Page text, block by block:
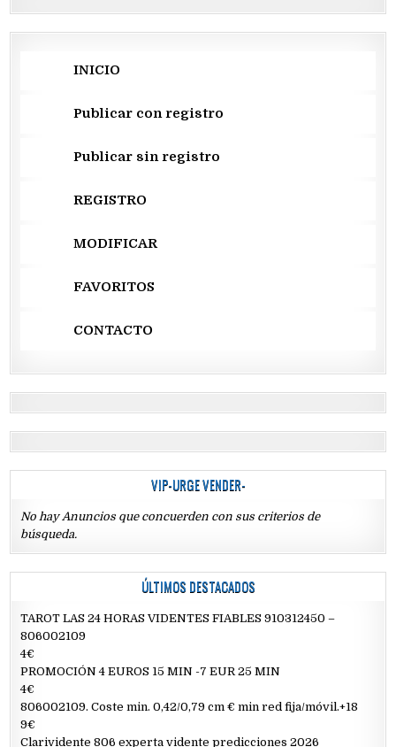
INICIO
Publicar con registro
Publicar sin registro
REGISTRO
MODIFICAR
FAVORITOS
CONTACTO
VIP-URGE VENDER-
No hay Anuncios que concuerden con sus criterios de
búsqueda.
ÚLTIMOS DESTACADOS
TAROT LAS 24 HORAS VIDENTES FIABLES 910312450 –
806002109
4€
PROMOCIÓN 4 EUROS 15 MIN -7 EUR 25 MIN
4€
806002109. Coste min. 0,42/0,79 cm € min red fija/móvil.+18
9€
Clarividente 806 experta vidente predicciones 2026